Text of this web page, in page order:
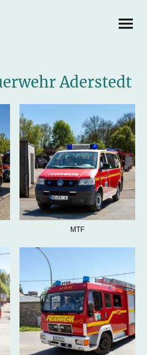
Aderstedt
MTF